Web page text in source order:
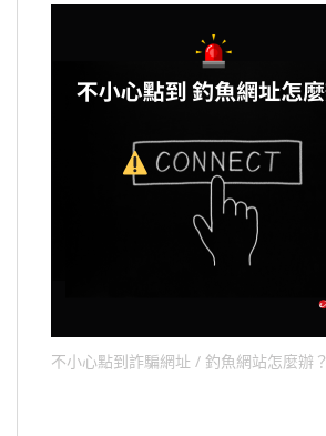
不小心點到詐騙網址 / 釣魚網站怎麼辦？